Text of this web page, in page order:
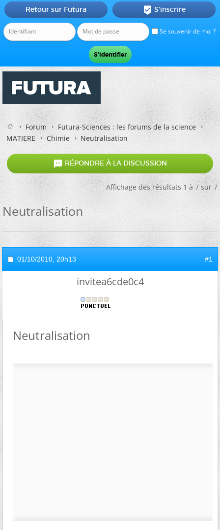
Se souvenir de moi ?
Retour sur Futura  S'inscrire
Forum
Futura-Sciences : les forums de la science
MATIERE
Chimie Neutralisation
 RÉPONDRE À LA DISCUSSION
Affichage des résultats 1 à 7 sur 7
Neutralisation
01/10/2010, 20h13 #1
invitea6cde0c4
Neutralisation